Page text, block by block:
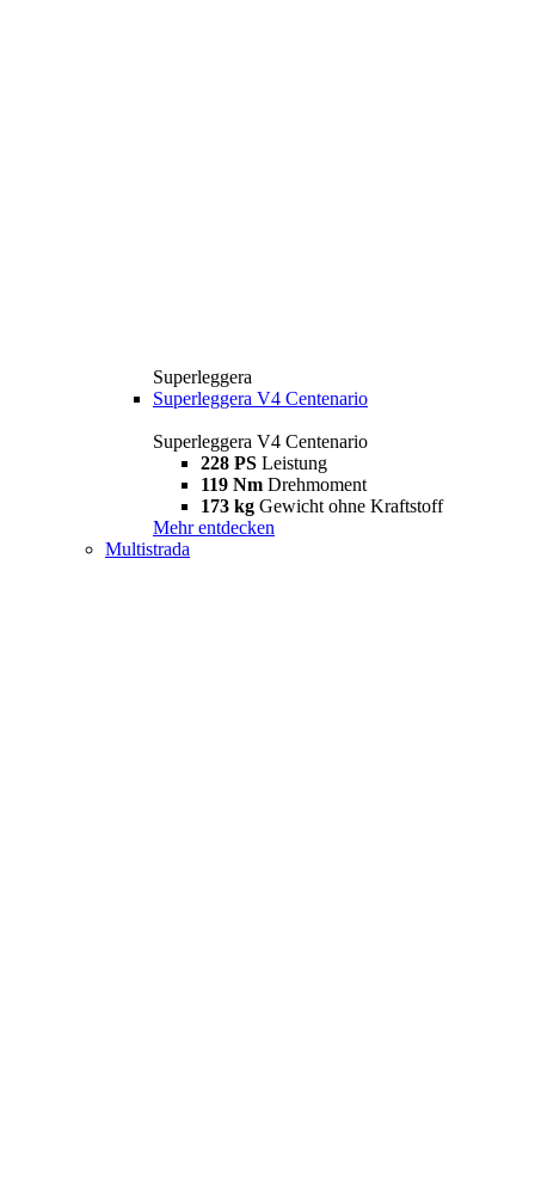
Superleggera
Superleggera V4 Centenario
Superleggera V4 Centenario
228 PS Leistung
119 Nm Drehmoment
173 kg Gewicht ohne Kraftstoff
Mehr entdecken
Multistrada